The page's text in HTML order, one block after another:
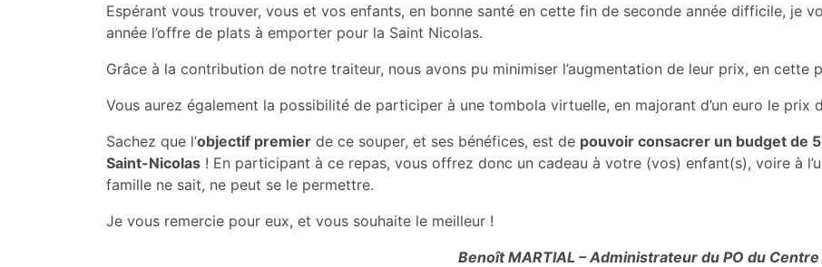
Espérant vous trouver, vous et vos enfants, en bonne santé en cette fin de seconde année difficile, je
année l’offre de plats à emporter pour la Saint Nicolas.
Grâce à la contribution de notre traiteur, nous avons pu minimiser l’augmentation de leur prix, en cette
Vous aurez également la possibilité de participer à une tombola virtuelle, en majorant d’un euro le prix
Sachez que l’objectif premier de ce souper, et ses bénéfices, est de pouvoir consacrer un budget de
Saint-Nicolas ! En participant à ce repas, vous offrez donc un cadeau à votre (vos) enfant(s), voire à
famille ne sait, ne peut se le permettre.
Je vous remercie pour eux, et vous souhaite le meilleur !
Benoît MARTIAL – Administrateur du PO du